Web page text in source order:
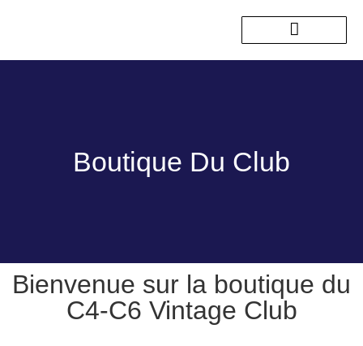
Boutique Du Club
Bienvenue sur la boutique du
C4-C6 Vintage Club